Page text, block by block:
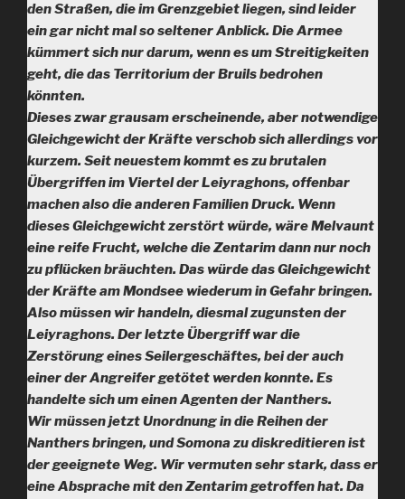
den Straßen, die im Grenzgebiet liegen, sind leider
ein gar nicht mal so seltener Anblick. Die Armee
kümmert sich nur darum, wenn es um Streitigkeiten
geht, die das Territorium der Bruils bedrohen
könnten.
Dieses zwar grausam erscheinende, aber notwendige
Gleichgewicht der Kräfte verschob sich allerdings vor
kurzem. Seit neuestem kommt es zu brutalen
Übergriffen im Viertel der Leiyraghons, offenbar
machen also die anderen Familien Druck. Wenn
dieses Gleichgewicht zerstört würde, wäre Melvaunt
eine reife Frucht, welche die Zentarim dann nur noch
zu pflücken bräuchten. Das würde das Gleichgewicht
der Kräfte am Mondsee wiederum in Gefahr bringen.
Also müssen wir handeln, diesmal zugunsten der
Leiyraghons. Der letzte Übergriff war die
Zerstörung eines Seilergeschäftes, bei der auch
einer der Angreifer getötet werden konnte. Es
handelte sich um einen Agenten der Nanthers.
Wir müssen jetzt Unordnung in die Reihen der
Nanthers bringen, und Somona zu diskreditieren ist
der geeignete Weg. Wir vermuten sehr stark, dass er
eine Absprache mit den Zentarim getroffen hat. Da